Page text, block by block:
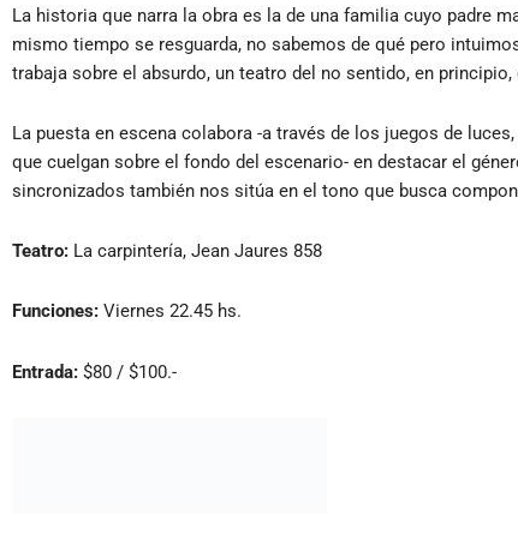
La historia que narra la obra es la de una familia cuyo padre
mismo tiempo se resguarda, no sabemos de qué pero
trabaja sobre el absurdo, un teatro del no sentido, en
La puesta en escena colabora -a través de los juegos de
que cuelgan sobre el fondo del escenario- en destacar el
sincronizados también nos sitúa en el tono que busca
Teatro: La carpintería, Jean Jaures 858
Funciones: Viernes 22.45 hs.
Entrada: $80 / $100.-